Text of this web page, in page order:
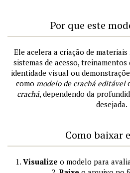
Por que este
Ele acelera a criação de
sistemas de acesso,
identidade visual ou
como modelo de crachá editável
crachá, dependendo da
desejada.
Como baixar
1. Visualize o modelo para